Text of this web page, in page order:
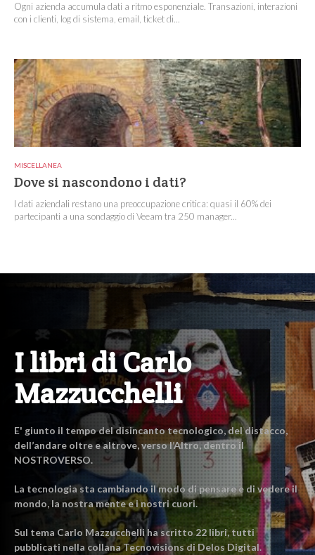
Ogni azienda accumula dati a ritmo esponenziale. Transazioni, interazioni
con i clienti, log di sistema, email, ticket di...
MISCELLANEA
Dove si nascondono i dati?
I dati aziendali restano una preoccupazione critica: quasi il 60% dei
partecipanti a una sondaggio di Veeam tra 250 manager...
I libri di Carlo
Mazzucchelli
E' giunto il tempo del disincanto tecnologico, del distacco,
dell’andare oltre e altrove, verso l’Altro, dentro il
NOSTROVERSO.
La tecnologia sta cambiando il modo di pensare e di vedere il
mondo, la nostra mente e i nostri cuori.
Sul tema Carlo Mazzucchelli ha scritto 22 libri, tutti
pubblicati nella collana Tecnovisions di Delos Digital.